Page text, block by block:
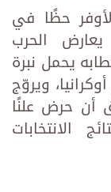
حظًا في
يعارض الحرب
يحمل نبرة
ويروّج
أن حرض علنًا
الانتخابات